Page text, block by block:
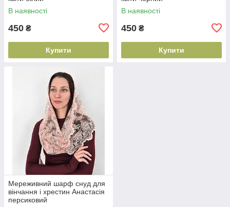
В наявності
450 ₴
Купити
В наявності
450 ₴
Купити
Мереживний шарф снуд для
вінчання і хрестин Анастасія
персиковий